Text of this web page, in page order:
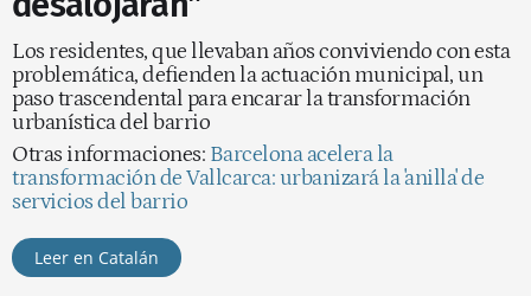
Los residentes, que llevaban años conviviendo con esta
problemática, defienden la actuación municipal, un
paso trascendental para encarar la transformación
urbanística del barrio
Otras informaciones: Barcelona acelera la
transformación de Vallcarca: urbanizará la 'anilla' de
servicios del barrio
Leer en Catalán